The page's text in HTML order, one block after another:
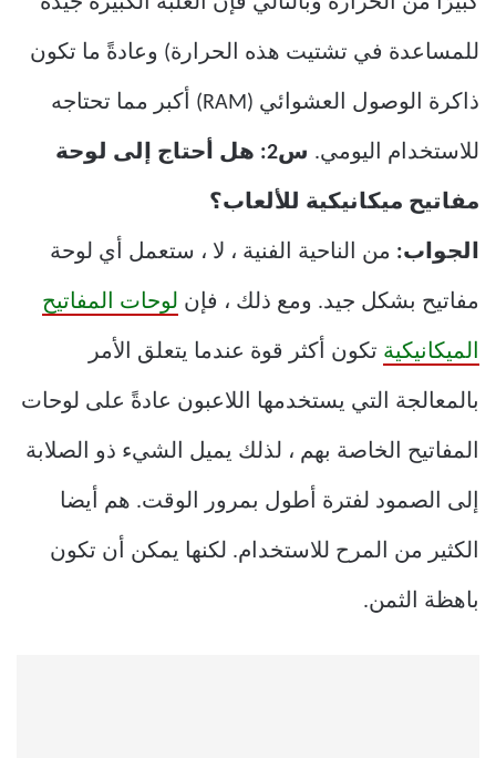
للمساعدة في تشتيت هذه الحرارة) وعادةً ما تكون
ذاكرة الوصول العشوائي (RAM) أكبر مما تحتاجه
للاستخدام اليومي. س2: هل أحتاج إلى لوحة
مفاتيح ميكانيكية للألعاب؟
الجواب: من الناحية الفنية ، لا ، ستعمل أي لوحة
مفاتيح بشكل جيد. ومع ذلك ، فإن لوحات المفاتيح
الميكانيكية تكون أكثر قوة عندما يتعلق الأمر
بالمعالجة التي يستخدمها اللاعبون عادةً على لوحات
المفاتيح الخاصة بهم ، لذلك يميل الشيء ذو الصلابة
إلى الصمود لفترة أطول بمرور الوقت. هم أيضا
الكثير من المرح للاستخدام. لكنها يمكن أن تكون
باهظة الثمن.